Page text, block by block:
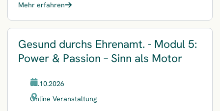
Mehr erfahren
Gesund durchs Ehrenamt. - Modul 5:
Power & Passion – Sinn als Motor
02.10.2026
Online Veranstaltung